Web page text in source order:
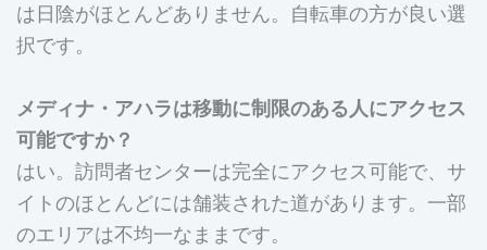
は日陰がほとんどありません。自転車の方が良い選
択です。
メディナ・アハラは移動に制限のある人にアクセス
可能ですか？
はい。訪問者センターは完全にアクセス可能で、サ
イトのほとんどには舗装された道があります。一部
のエリアは不均一なままです。